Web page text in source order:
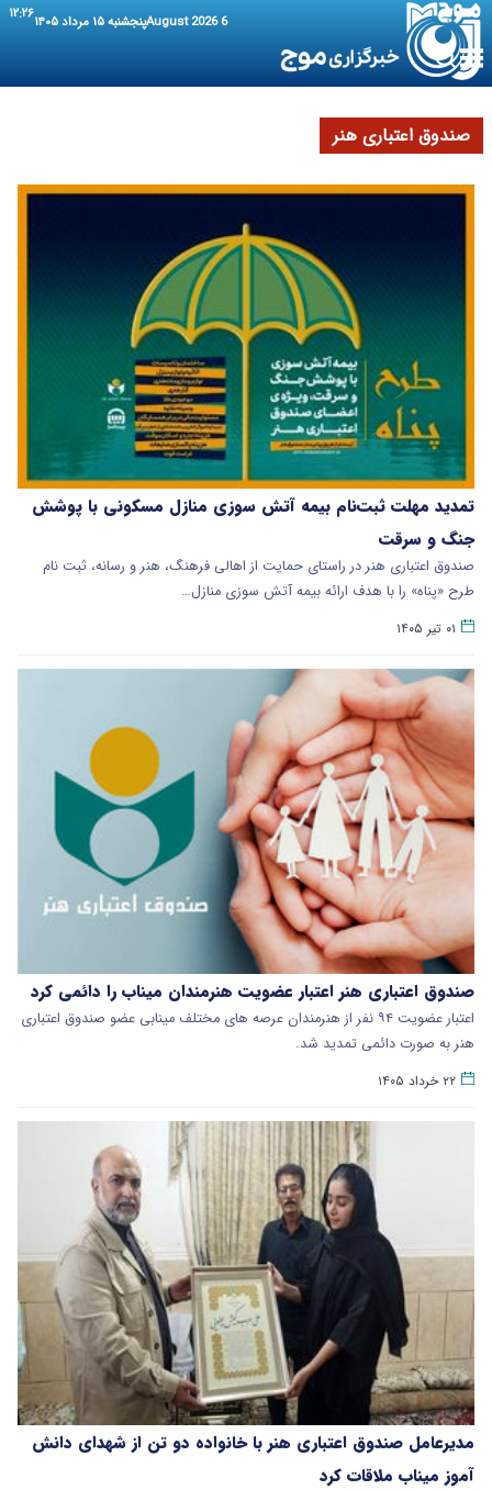
6 August 2026 پنجشنبه ۱۵ مرداد ۱۴۰۵ ۱۲:۲۶
صندوق اعتباری هنر
تمدید مهلت ثبت‌نام بیمه آتش سوزی منازل مسکونی با پوشش
جنگ و سرقت
صندوق اعتباری هنر در راستای حمایت از اهالی فرهنگ، هنر و رسانه، ثبت نام
طرح «پناه» را با هدف ارائه بیمه آتش سوزی منازل…
۰۱ تیر ۱۴۰۵
صندوق اعتباری هنر اعتبار عضویت هنرمندان میناب را دائمی کرد
اعتبار عضویت ۹۴ نفر از هنرمندان عرصه های مختلف مینابی عضو صندوق اعتباری
هنر به صورت دائمی تمدید شد.
۲۲ خرداد ۱۴۰۵
مدیرعامل صندوق اعتباری هنر با خانواده دو تن از شهدای دانش
آموز میناب ملاقات کرد